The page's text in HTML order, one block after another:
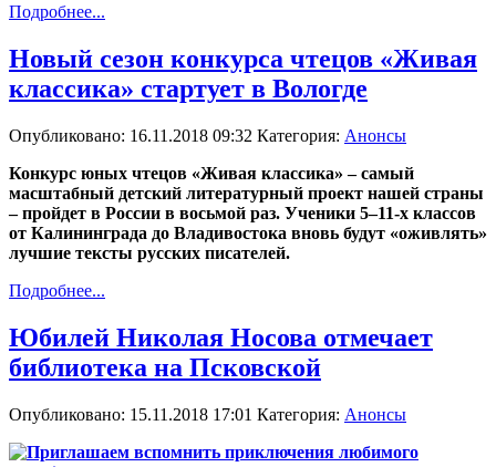
Подробнее...
Новый сезон конкурса чтецов «Живая
классика» стартует в Вологде
Опубликовано: 16.11.2018 09:32 Категория: Анонсы
Конкурс юных чтецов «Живая классика» – самый
масштабный детский литературный проект нашей страны
– пройдет в России в восьмой раз. Ученики 5–11-х классов
от Калининграда до Владивостока вновь будут «оживлять»
лучшие тексты русских писателей.
Подробнее...
Юбилей Николая Носова отмечает
библиотека на Псковской
Опубликовано: 15.11.2018 17:01 Категория: Анонсы